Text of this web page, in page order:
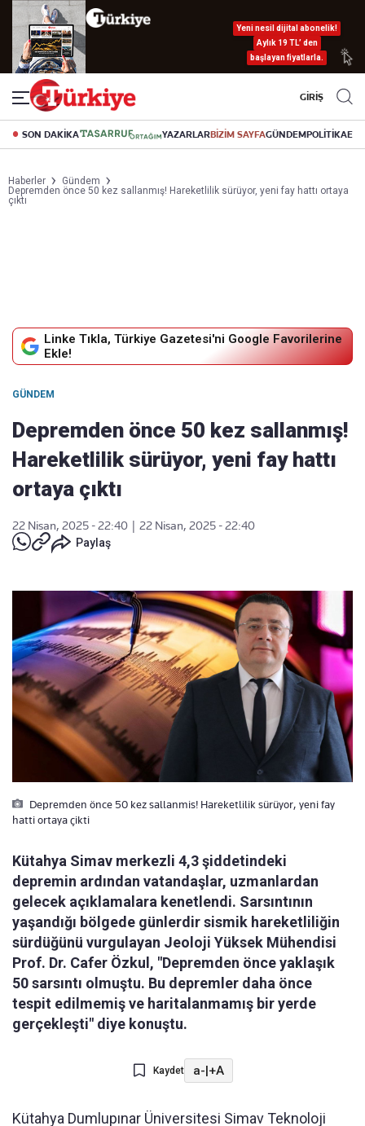
Yeni nesil dijital abonelik!
Aylık 19 TL’ den
başlayan fiyatlarla.
GİRİŞ
SON DAKİKA YAZARLARBİZİM SAYFAGÜNDEMPOLİTİKA
Haberler
Gündem
Depremden önce 50 kez sallanmış! Hareketlilik sürüyor, yeni fay hattı ortaya
çıktı
Linke Tıkla, Türkiye Gazetesi'ni Google Favorilerine
Ekle!
GÜNDEM
Depremden önce 50 kez sallanmış!
Hareketlilik sürüyor, yeni fay hattı
ortaya çıktı
22 Nisan, 2025 - 22:40
22 Nisan, 2025 - 22:40
Paylaş
Depremden önce 50 kez sallanmis! Hareketlilik sürüyor, yeni fay
hatti ortaya çikti
Kütahya Simav merkezli 4,3 şiddetindeki
depremin ardından vatandaşlar, uzmanlardan
gelecek açıklamalara kenetlendi. Sarsıntının
yaşandığı bölgede günlerdir sismik hareketliliğin
sürdüğünü vurgulayan Jeoloji Yüksek Mühendisi
Prof. Dr. Cafer Özkul, "Depremden önce yaklaşık
50 sarsıntı olmuştu. Bu depremler daha önce
tespit edilmemiş ve haritalanmamış bir yerde
gerçekleşti" diye konuştu.
Kaydet a-|+A
Kütahya Dumlupınar Üniversitesi Simav Teknoloji